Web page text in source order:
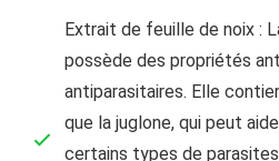
Extrait de feuille de noix :
possède des propriétés
antiparasitaires. Elle
que la juglone, qui peut
certains types de